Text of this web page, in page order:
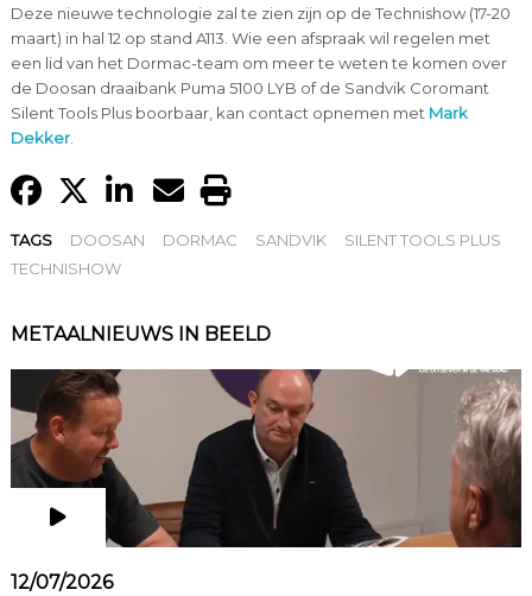
Deze nieuwe technologie zal te zien zijn op de Technishow (17-20
maart) in hal 12 op stand A113. Wie een afspraak wil regelen met
een lid van het Dormac-team om meer te weten te komen over
de Doosan draaibank Puma 5100 LYB of de Sandvik Coromant
Silent Tools Plus boorbaar, kan contact opnemen met Mark
Dekker.
TAGS DOOSAN DORMAC SANDVIK
SILENT TOOLS PLUS
TECHNISHOW
METAALNIEUWS IN BEELD
12/07/2026